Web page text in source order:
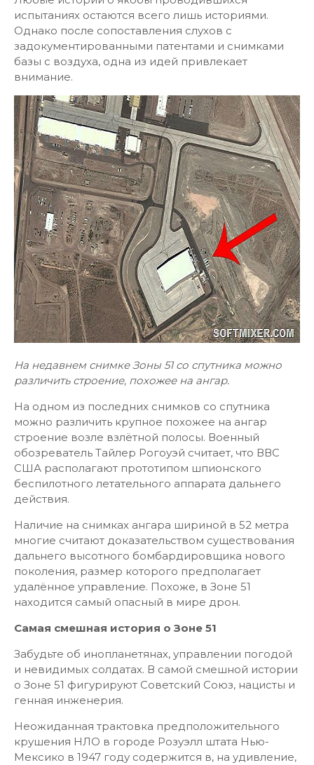
испытаниях остаются всего лишь историями.
Однако после сопоставления слухов с
задокументированными патентами и снимками
базы с воздуха, одна из идей привлекает
внимание.
На недавнем снимке Зоны 51 со спутника можно
различить строение, похожее на ангар.
На одном из последних снимков со спутника
можно различить крупное похожее на ангар
строение возле взлётной полосы. Военный
обозреватель Тайлер Рогоуэй считает, что ВВС
США располагают прототипом шпионского
беспилотного летательного аппарата дальнего
действия.
Наличие на снимках ангара шириной в 52 метра
многие считают доказательством существования
дальнего высотного бомбардировщика нового
поколения, размер которого предполагает
удалённое управление. Похоже, в Зоне 51
находится самый опасный в мире дрон.
Самая смешная история о Зоне 51
Забудьте об инопланетянах, управлении погодой
и невидимых солдатах. В самой смешной истории
о Зоне 51 фигурируют Советский Союз, нацисты и
генная инженерия.
Неожиданная трактовка предположительного
крушения НЛО в городе Розуэлл штата Нью-
Мексико в 1947 году содержится в, на удивление,